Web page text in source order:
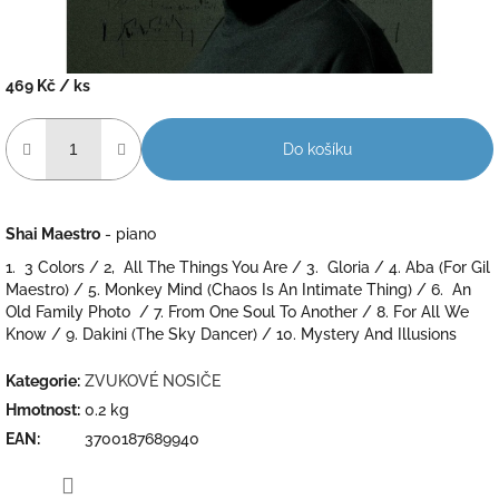
469 Kč / ks
cena:
Do košíku
Shai Maestro - piano
1. 3 Colors / 2, All The Things You Are / 3. Gloria / 4. Aba (For Gil
Maestro) / 5. Monkey Mind (Chaos Is An Intimate Thing) / 6. An
Old Family Photo / 7. From One Soul To Another / 8. For All We
Know / 9. Dakini (The Sky Dancer) / 10. Mystery And Illusions
Kategorie: ZVUKOVÉ NOSIČE
Hmotnost: 0.2 kg
EAN : 3700187689940